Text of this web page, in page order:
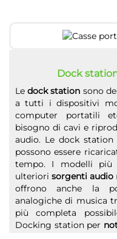
Dock
Ledock station sono
a tutti i dispositivi
computer portatili
bisogno di cavi e
audio. Le dock
possono essere
tempo. I modelli più
ulteriori sorgenti audio
offrono anche la
analogiche di musica
più completa
Docking station per